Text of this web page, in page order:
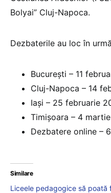
Bolyai” Cluj-Napoca.
Dezbaterile au loc în
București – 11
Cluj-Napoca – 14
Iași – 25 februarie
Timișoara – 4
Dezbatere online –
Similare
Liceele pedagogice să poată